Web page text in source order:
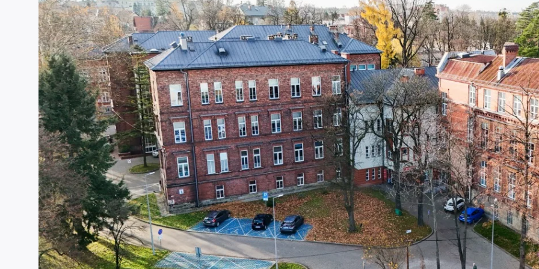
Zgłaszanie zdarzeń
niepożądanych przez pacjentów
Raport o stanie zapewniania
dostępności podmiotu
publicznego
Prawo Atomowe
Brakowanie dokumentacji
medycznej
Agresja słowna
Świadczenia dla obywateli Ukrainy
przebywających w Polsce
Parking
Koordynatorzy
Onkologicznego
Radioterapia
Pracownie
Opieka Paliatywna i
Długoterminowa
Profilaktyka
Fizjoterapia
Laboratorium
Centralna Sterylizatornia
Zespół Kontroli
Szpitalnych
Przewodnik